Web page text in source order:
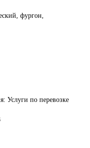
фургон,
Услуги по перевозке